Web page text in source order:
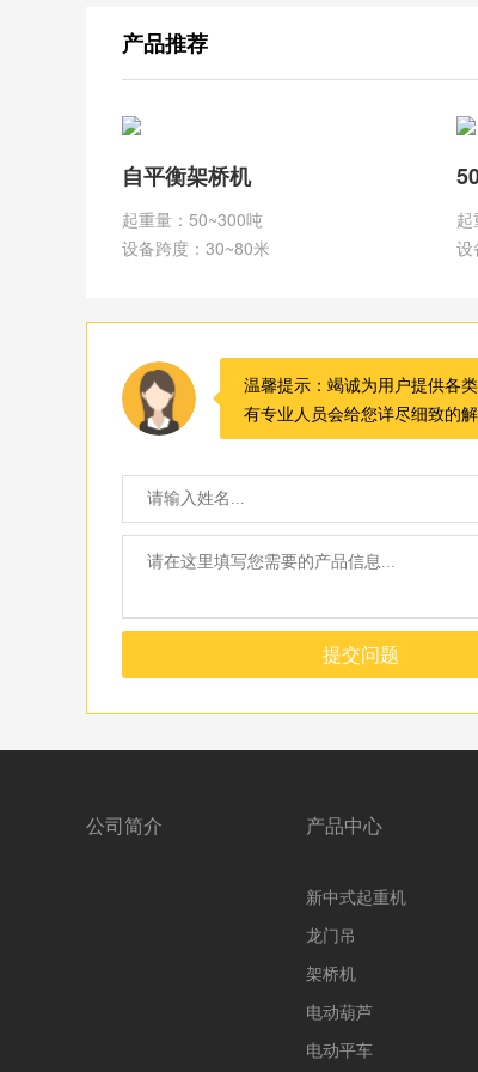
产品推荐
自平衡架桥机
起重量：50~300吨
设备跨度：30~80米
设
温馨提示：竭诚为用户提供各
有专业人员会给您详尽细致的解
提交问题
公司简介 产品中心
新中式起重机
龙门吊
架桥机
电动葫芦
电动平车